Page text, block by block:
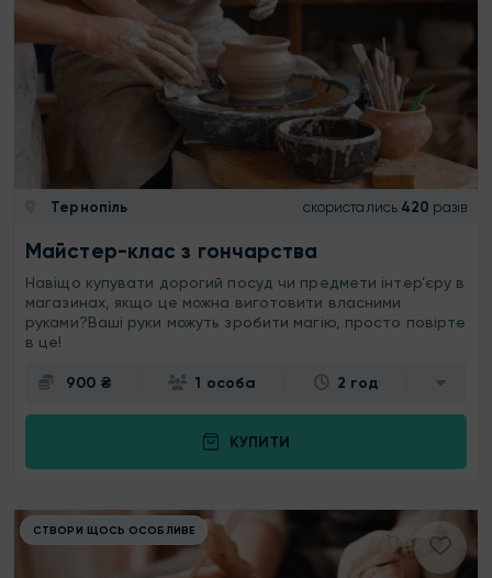
Тернопіль скористались 420 разів
Майстер-клас з гончарства
Навіщо купувати дорогий посуд чи предмети інтер’єру в
магазинах, якщо це можна виготовити власними
руками?Ваші руки можуть зробити магію, просто повірте
в це!
900 ₴ 1 особа 2 год
КУПИТИ
СТВОРИ ЩОСЬ ОСОБЛИВЕ